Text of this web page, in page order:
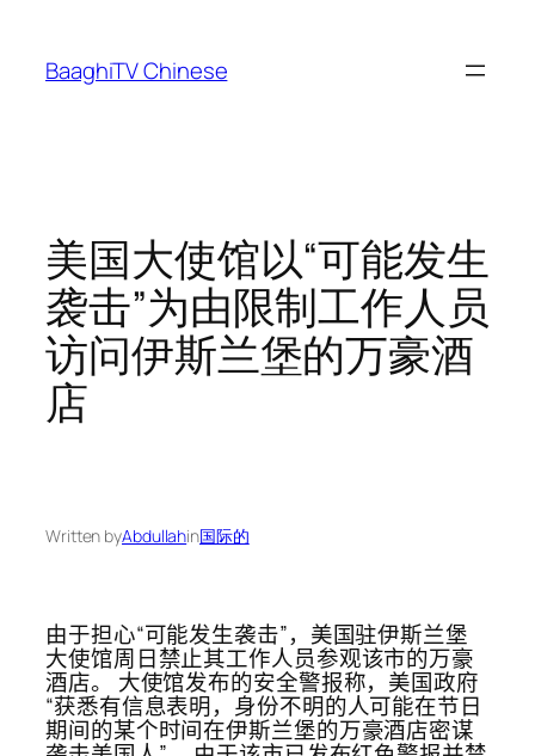
content
BaaghiTV Chinese
美国大使馆以“可能发生
袭击”为由限制工作人员
访问伊斯兰堡的万豪酒
店
Written byAbdullahin国际的
由于担心“可能发生袭击”，美国驻伊斯兰堡
大使馆周日禁止其工作人员参观该市的万豪
酒店。 大使馆发布的安全警报称，美国政府
“获悉有信息表明，身份不明的人可能在节日
期间的某个时间在伊斯兰堡的万豪酒店密谋